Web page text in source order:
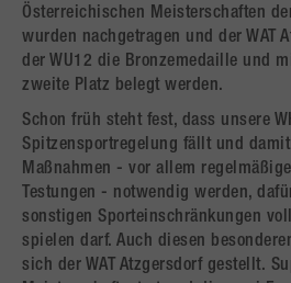
Österreichischen Meisterschaften
wurden nachgetragen und der WAT
der WU12 die Bronzemedaille und
zweite Platz belegt werden.
Schon früh steht fest, dass unsere
Spitzensportregelung fällt und
Maßnahmen - vor allem regelmäßige
Testungen - notwendig werden,
sonstigen Sporteinschränkungen
spielen darf. Auch diesen
sich der WAT Atzgersdorf gestellt.